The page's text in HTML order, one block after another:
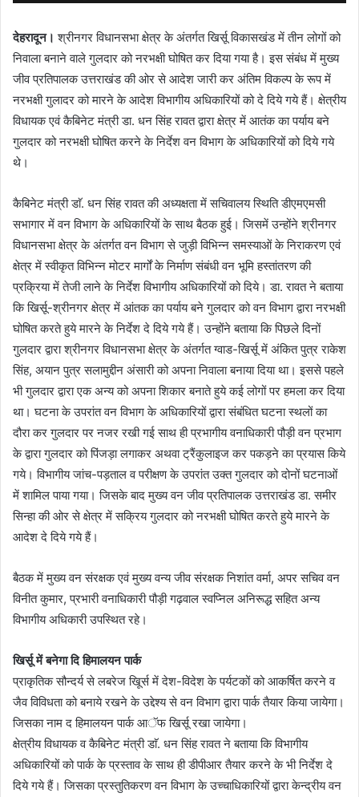
देहरादून। श्रीनगर विधानसभा क्षेत्र के अंतर्गत खिर्सू विकासखंड में तीन लोगों को
निवाला बनाने वाले गुलदार को नरभक्षी घोषित कर दिया गया है। इस संबंध में मुख्य
जीव प्रतिपालक उत्तराखंड की ओर से आदेश जारी कर अंतिम विकल्प के रूप में
नरभक्षी गुलादर को मारने के आदेश विभागीय अधिकारियों को दे दिये गये हैं। क्षेत्रीय
विधायक एवं कैबिनेट मंत्री डा. धन सिंह रावत द्वारा क्षेत्र में आतंक का पर्याय बने
गुलदार को नरभक्षी घोषित करने के निर्देश वन विभाग के अधिकारियों को दिये गये
थे।
कैबिनेट मंत्री डाॅ. धन सिंह रावत की अध्यक्षता में सचिवालय स्थिति डीएमएमसी
सभागार में वन विभाग के अधिकारियों के साथ बैठक हुई। जिसमें उन्होंने श्रीनगर
विधानसभा क्षेत्र के अंतर्गत वन विभाग से जुड़ी विभिन्न समस्याओं के निराकरण एवं
क्षेत्र में स्वीकृत विभिन्न मोटर मार्गों के निर्माण संबंधी वन भूमि हस्तांतरण की
प्रक्रिया में तेजी लाने के निर्देश विभागीय अधिकारियों को दिये। डा. रावत ने बताया
कि खिर्सू-श्रीनगर क्षेत्र में आंतक का पर्याय बने गुलदार को वन विभाग द्वारा नरभक्षी
घोषित करते हुये मारने के निर्देश दे दिये गये हैं। उन्होंने बताया कि पिछले दिनों
गुलदार द्वारा श्रीनगर विधानसभा क्षेत्र के अंतर्गत ग्वाड-खिर्सू में अंकित पुत्र राकेश
सिंह, अयान पुत्र सलामुद्दीन अंसारी को अपना निवाला बनाया दिया था। इससे पहले
भी गुलदार द्वारा एक अन्य को अपना शिकार बनाते हुये कई लोगों पर हमला कर दिया
था। घटना के उपरांत वन विभाग के अधिकारियों द्वारा संबंधित घटना स्थलों का
दौरा कर गुलदार पर नजर रखी गई साथ ही प्रभागीय वनाधिकारी पौड़ी वन प्रभाग
के द्वारा गुलदार को पिंजड़ा लगाकर अथवा ट्रैंकुलाइज कर पकड़ने का प्रयास किये
गये। विभागीय जांच-पड़ताल व परीक्षण के उपरांत उक्त गुलदार को दोनों घटनाओं
में शामिल पाया गया। जिसके बाद मुख्य वन जीव प्रतिपालक उत्तराखंड डा. समीर
सिन्हा की ओर से क्षेत्र में सक्रिय गुलदार को नरभक्षी घोषित करते हुये मारने के
आदेश दे दिये गये हैं।
बैठक में मुख्य वन संरक्षक एवं मुख्य वन्य जीव संरक्षक निशांत वर्मा, अपर सचिव वन
विनीत कुमार, प्रभारी वनाधिकारी पौड़ी गढ़वाल स्वप्निल अनिरूद्ध सहित अन्य
विभागीय अधिकारी उपस्थित रहे।
खिर्सू में बनेगा दि हिमालयन पार्क
प्राकृतिक सौन्दर्य से लबरेज खिूर्स में देश-विदेश के पर्यटकों को आकर्षित करने व
जैव विविधता को बनाये रखने के उद्देश्य से वन विभाग द्वारा पार्क तैयार किया जायेगा।
जिसका नाम द हिमालयन पार्क आॅफ खिर्सू रखा जायेगा।
क्षेत्रीय विधायक व कैबिनेट मंत्री डाॅ. धन सिंह रावत ने बताया कि विभागीय
अधिकारियों को पार्क के प्रस्ताव के साथ ही डीपीआर तैयार करने के भी निर्देश दे
दिये गये हैं। जिसका प्रस्तुतिकरण वन विभाग के उच्चाधिकारियों द्वारा केन्द्रीय वन